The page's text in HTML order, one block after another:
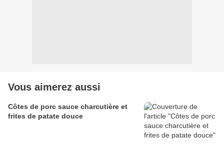
Vous aimerez aussi
Côtes de porc sauce charcutière et
frites de patate douce